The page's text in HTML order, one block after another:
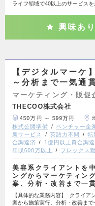
ライフ領域で40以上のサービス
興味あり
【デジタルマーケ
～分析まで一気通
マーケティング・販促
THECOO株式会社
450万円 ～ 599万円
株式公開準備
ベンチャー企
新サービス
英語力不問 転
金調達済
1億円以上資金調達
年収600万以上
フレックス
美容系クライアントを
ングからマーケティン
案、分析・改善まで一
【具体的な業務内容】 クライア
案から施策実行、分析・改善ま